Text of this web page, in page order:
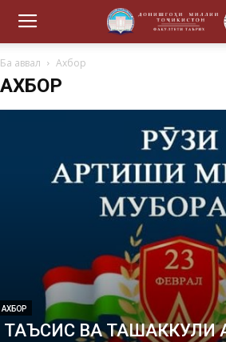
Ба аввал Ахбор
АХБОР
АХБОР
ТАЪСИС ВА ТАШАККУЛИ